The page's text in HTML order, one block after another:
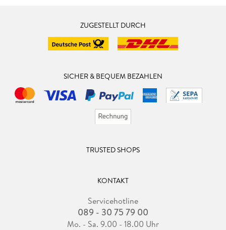
ZUGESTELLT DURCH
SICHER & BEQUEM BEZAHLEN
TRUSTED SHOPS
KONTAKT
Servicehotline
089 - 30 75 79 00
Mo. - Sa. 9.00 - 18.00 Uhr